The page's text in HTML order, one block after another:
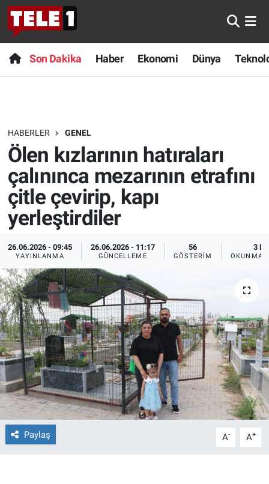
Son Dakika Haber Ekonomi Dünya
HABERLER GENEL
Ölen kızlarının hatıraları
çalınınca mezarının etrafını
çitle çevirip, kapı
yerleştirdiler
26.06.2026 - 09:45
YAYINLANMA
26.06.2026 - 11:17
GÜNCELLEME
56
GÖSTERIM
3 DK
OKUNMA
Paylaş A- A+
Anında Manşet
Başka Sohbetler
Bilim turu
Bilim ve Teknoloji Evreni
Doğa Konuşuyor
Dünya
Ege Saati
Ege'den Esintiler
Eğitim
Eğlence
Ekonomi
Forum
Gerçeğin İzinde
Son Dakika
Haber
Dünya
Teknoloji
Sağlık
Spor
Yayın Akışı
İletişim
Nöbetçi Eczaneler
Hava Durumu
Trafik Durumu
Süper Lig Puan Durumu ve Fikstür
Tüm Manşetler
Son Dakika Haberleri
Haber Arşivi